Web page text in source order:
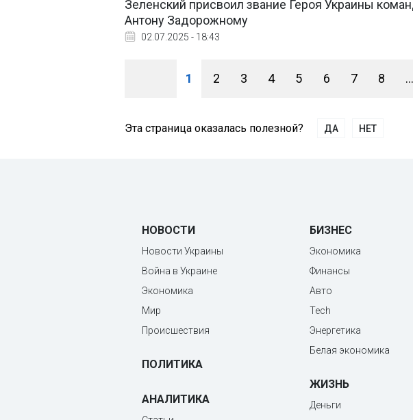
Зеленский присвоил звание Героя Украины
Антону Задорожному
02.07.2025 - 18:43
1 2 3 4 5 6 7 8 ...
Эта страница оказалась полезной? ДА НЕТ
НОВОСТИ
Новости Украины
Война в Украине
Экономика
Мир
Происшествия
ПОЛИТИКА
АНАЛИТИКА
БИЗНЕС
Экономика
Финансы
Авто
Tech
Энергетика
Белая экономика
ЖИЗНЬ
Деньги